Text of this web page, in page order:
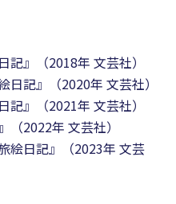
記』（2018年 文芸社）
日記』（2020年 文芸社）
記』（2021年 文芸社）
（2022年 文芸社）
絵日記』（2023年 文芸